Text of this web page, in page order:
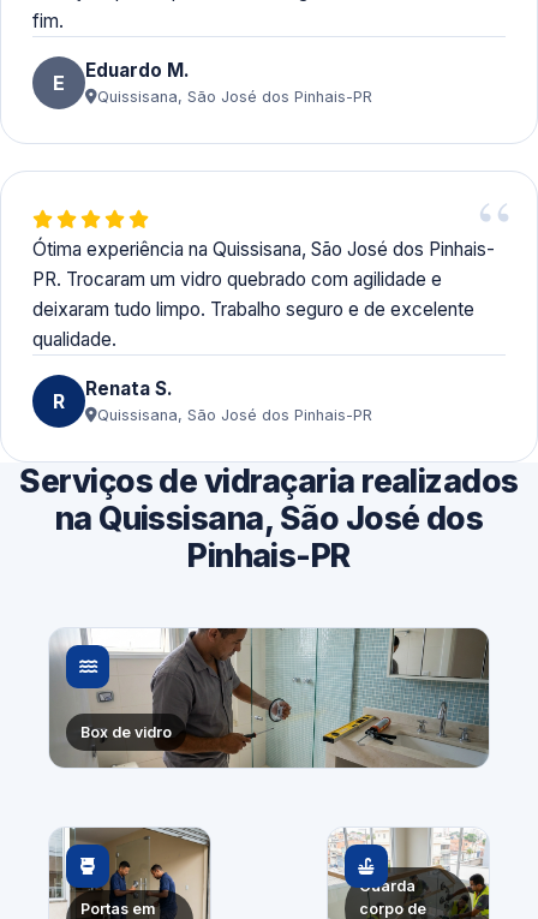
fim.
E Eduardo M.
Quissisana, São José dos Pinhais-PR
Ótima experiência na Quissisana, São José dos Pinhais-
PR. Trocaram um vidro quebrado com agilidade e
deixaram tudo limpo. Trabalho seguro e de excelente
qualidade.
R Renata S.
Quissisana, São José dos Pinhais-PR
Serviços de vidraçaria realizados
na Quissisana, São José dos
Pinhais-PR
Box de vidro
Portas em
Guarda
corpo de